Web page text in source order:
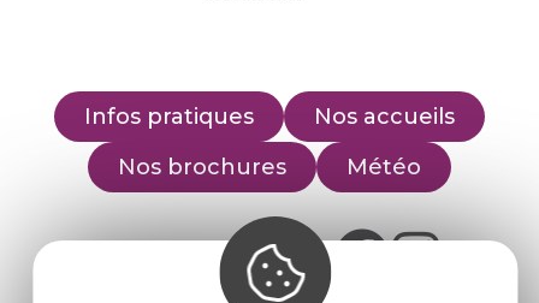
Infos pratiques
Nos accueils
Nos brochures
Météo
Retrouvez-nous sur :